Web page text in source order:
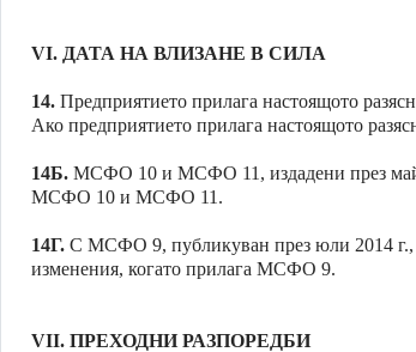
VI. ДАТА НА ВЛИЗАНЕ В СИЛА
14. Предприятието прилага настоящото
Ако предприятието прилага настоящото
14Б. МСФО 10 и МСФО 11, издадени през май
МСФО 10 и МСФО 11.
14Г. С МСФО 9, публикуван през юли 2014 г.,
изменения, когато прилага МСФО 9.
VII. ПРЕХОДНИ РАЗПОРЕДБИ